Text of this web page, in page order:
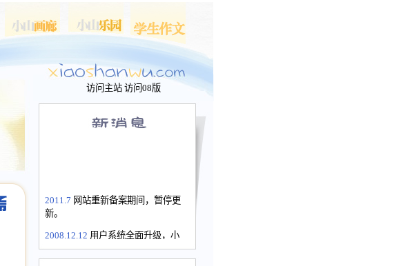
访问主站 访问08版
2011.7 网站重新备案期间，暂停更
新。
2008.12.12 用户系统全面升级，小
长会、家园网－个人空间，用户一